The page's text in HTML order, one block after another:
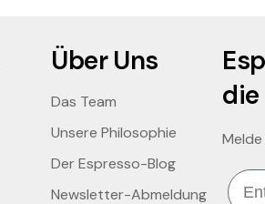
Über Uns
Das Team
Unsere Philosophie
Der Espresso-Blog
Newsletter-Abmeldung
Email